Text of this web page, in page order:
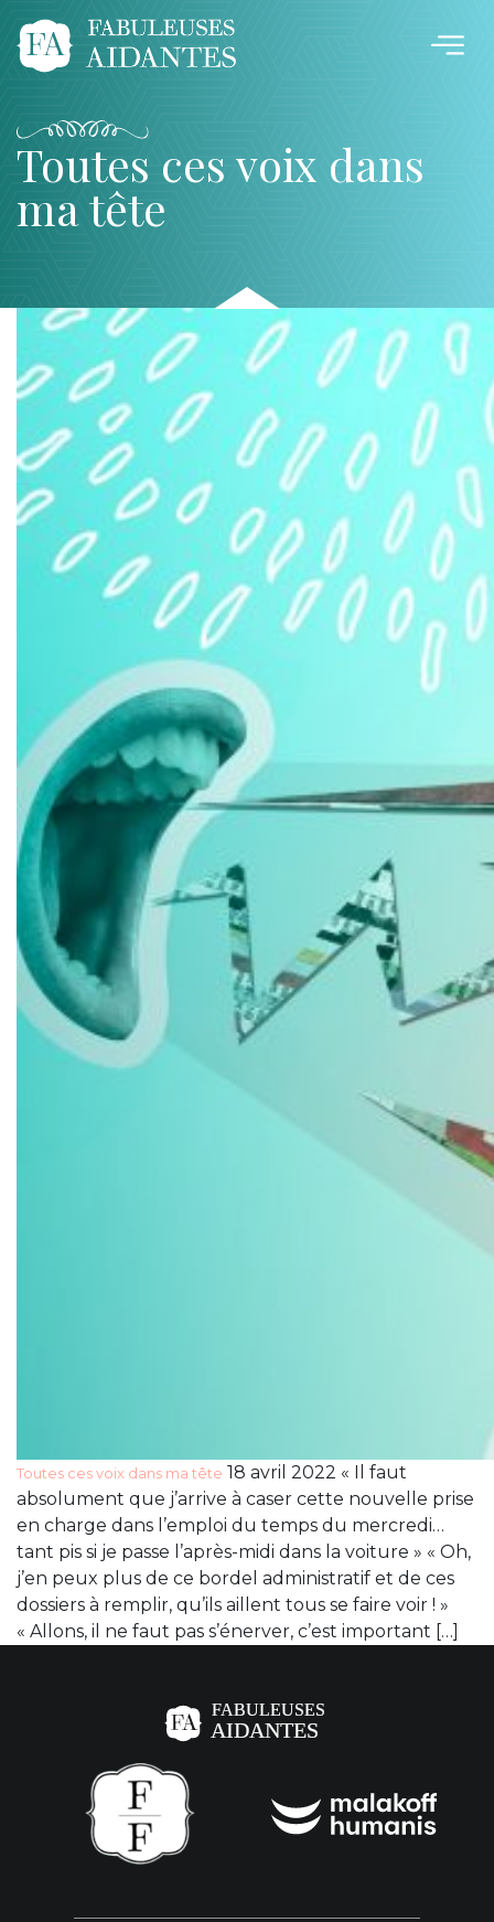
Toutes ces voix dans
ma tête
Toutes ces voix dans ma tête 18 avril 2022 « Il faut
absolument que j’arrive à caser cette nouvelle prise
en charge dans l’emploi du temps du mercredi…
tant pis si je passe l’après-midi dans la voiture » « Oh,
j’en peux plus de ce bordel administratif et de ces
dossiers à remplir, qu’ils aillent tous se faire voir ! »
« Allons, il ne faut pas s’énerver, c’est important […]